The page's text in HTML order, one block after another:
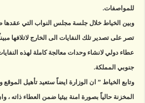
للمواصفات.
وبين الخياط خلال جلسة مجلس النواب التي عقدها
تصر على تصدير تلك النفايات الى الخارج لاتلافها
عطاء دولي لانشاء وحدات معالجة كاملة لهذه
جنوبي المملكة.
وتابع الخياط ” ان الوزارة ايضاً ستعيد تأهيل
المخزنة حالياً بصورة امنة بيئيا ضمن العطاء ذاته ،